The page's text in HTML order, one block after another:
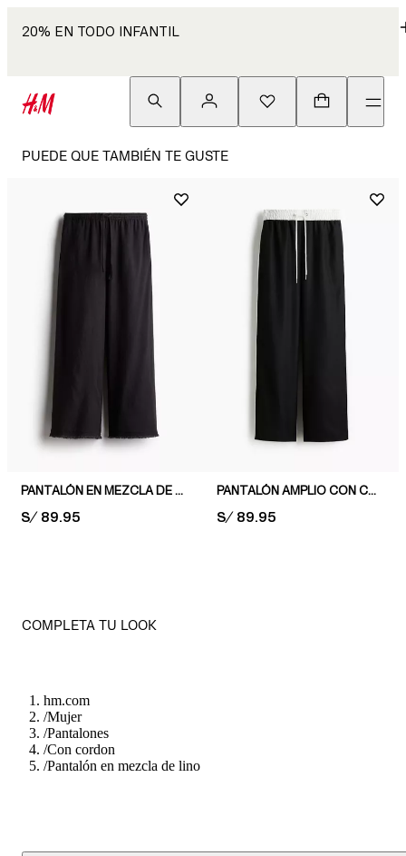
20% EN TODO INFANTIL
PUEDE QUE TAMBIÉN TE GUSTE
PANTALÓN EN MEZCLA DE LINO CON CORDÓN DE AJUSTE
PRICE:
S/ 89.95
PANTALÓN AMPLIO CON CORDÓN DE AJUSTE
PRICE:
S/ 89.95
COMPLETA TU LOOK
hm.com
/Mujer
/Pantalones
/Con cordon
/Pantalón en mezcla de lino